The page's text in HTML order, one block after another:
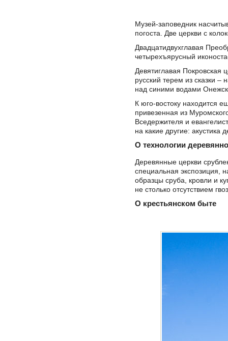
Музей-заповедник
погоста. Две церкви с
Двадцатидвухглавая
четырехъярусный
Девятиглавая Покровская
русский терем из сказки
над синими водами
К юго-востоку находится
привезенная из
Вседержителя и
на какие другие: акустика
О технологии
Деревянные церкви
специальная экспозиция,
образцы сруба, кровли и
не столько отсутствием
О крестьянском быте